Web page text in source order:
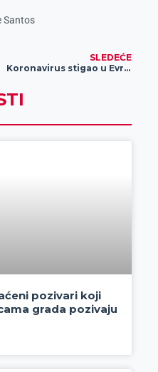
Santos
SLEDEĆE
Koronavirus stigao u Evropu, potvrđeni prvi slučajevi
pozivari koji
grada pozivaju